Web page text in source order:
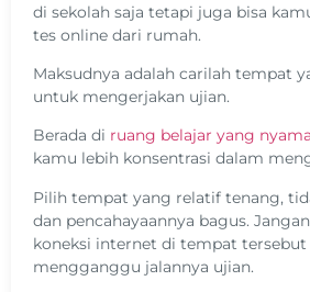
di sekolah saja tetapi juga bisa
tes online dari rumah.
Maksudnya adalah carilah tempat
untuk mengerjakan ujian.
Berada di ruang belajar yang
kamu lebih konsentrasi dalam
Pilih tempat yang relatif tenang,
dan pencahayaannya bagus.
koneksi internet di tempat
mengganggu jalannya ujian.